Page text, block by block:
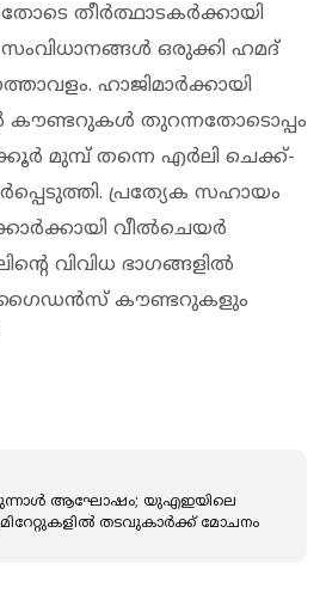
തീര്‍ത്ഥാടകര്‍ക്കായി
ഒരുക്കി ഹമദ്
ഹാജിമാര്‍ക്കായി
കൗണ്ടറുകള്‍ തുറന്നതോടൊപ്പം
മുമ്പ് തന്നെ എര്‍ലി ചെക്ക്-
പ്രത്യേക സഹായം
വീല്‍ചെയര്‍
വിവിധ ഭാഗങ്ങളില്‍
കൗണ്ടറുകളും
ആഘോഷം; യുഎഇയിലെ
തടവുകാർക്ക് മോചനം